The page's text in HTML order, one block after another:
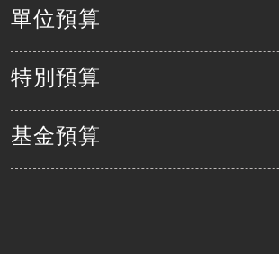
單位預算
特別預算
基金預算